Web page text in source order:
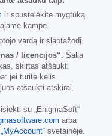
ir spustelėkite mygtuką
kampe.
vardą ir slaptažodį.
/ licencijos“. Šalia
skirtas atšaukti
jei turite kelis
atšaukti atskirai.
su „EnigmaSoft“
arba
svetainėje.